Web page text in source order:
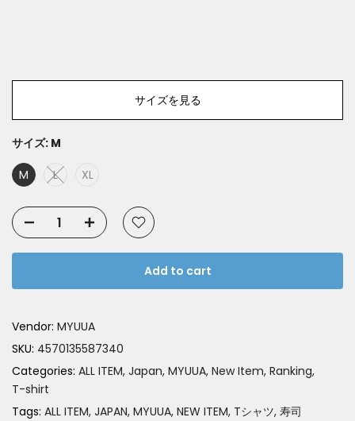
サイズを見る
サイズ: M
M
L XL
Add to cart
Vendor: MYUUA
SKU: 4570135587340
Categories: ALL ITEM Japan MYUUA New Item Ranking
T-shirt
Tags: ALL ITEM JAPAN MYUUA NEW ITEM Tシャツ 寿司